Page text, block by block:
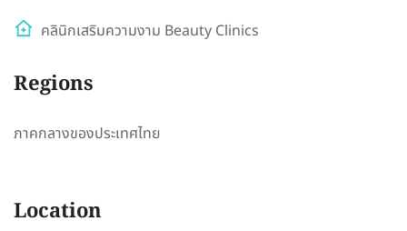
คลินิกเสริมความงาม Beauty Clinics
Regions
ภาคกลางของประเทศไทย
Location